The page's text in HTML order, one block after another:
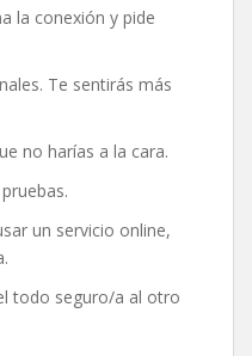
la conexión y pide
Te sentirás más
no harías a la cara.
un servicio online,
todo seguro/a al otro